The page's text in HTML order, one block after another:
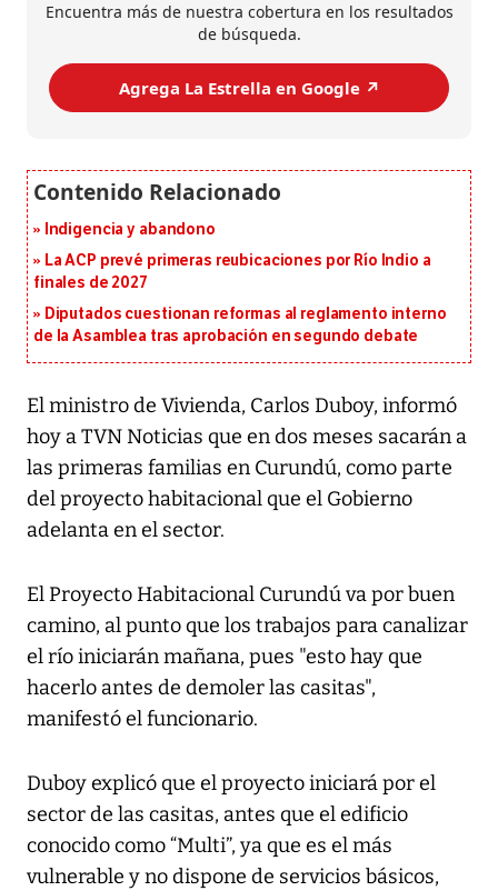
Encuentra más de nuestra cobertura en los resultados
de búsqueda.
Agrega La Estrella en Google ↗️
Indigencia y abandono
La ACP prevé primeras reubicaciones por Río Indio a
finales de 2027
Diputados cuestionan reformas al reglamento interno
de la Asamblea tras aprobación en segundo debate
El ministro de Vivienda, Carlos Duboy, informó
hoy a TVN Noticias que en dos meses sacarán a
las primeras familias en Curundú, como parte
del proyecto habitacional que el Gobierno
adelanta en el sector.
El Proyecto Habitacional Curundú va por buen
camino, al punto que los trabajos para canalizar
el río iniciarán mañana, pues "esto hay que
hacerlo antes de demoler las casitas",
manifestó el funcionario.
Duboy explicó que el proyecto iniciará por el
sector de las casitas, antes que el edificio
conocido como “Multi”, ya que es el más
vulnerable y no dispone de servicios básicos,